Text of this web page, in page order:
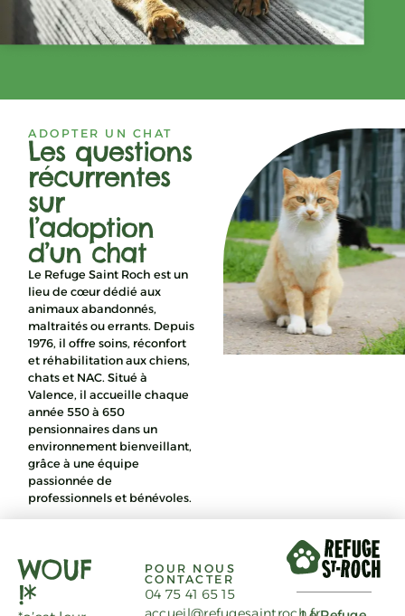
ADOPTER UN CHAT
Les questions
récurrentes
sur
l’adoption
d’un chat
Le Refuge Saint Roch est un
lieu de cœur dédié aux
animaux abandonnés,
maltraités ou errants. Depuis
1976, il offre soins, réconfort
et réhabilitation aux chiens,
chats et NAC. Situé à
Valence, il accueille chaque
année 550 à 650
pensionnaires dans un
environnement bienveillant,
grâce à une équipe
passionnée de
professionnels et bénévoles.
WOUF
!*
POUR NOUS
CONTACTER
04 75 41 65 15